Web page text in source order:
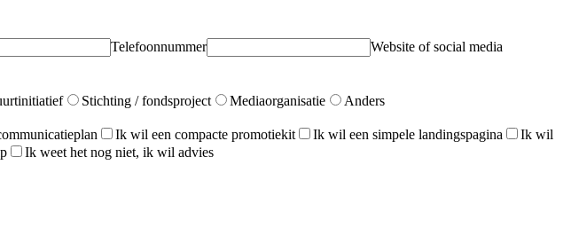
Telefoonnummer
Website of social media
Stichting / fondsproject Mediaorganisatie
Anders
Ik wil een compacte promotiekit Ik wil een simpele landingspagina
Ik wil
Ik weet het nog niet, ik wil advies